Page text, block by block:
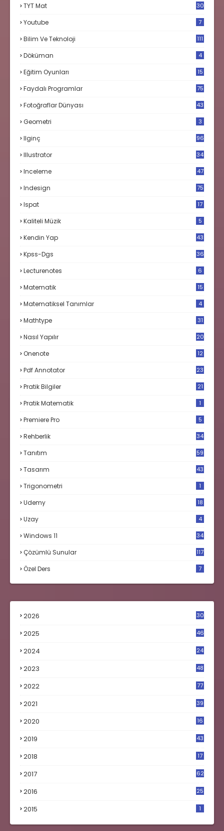
TYT Mat 30
Youtube 7
Bilim Ve Teknoloji 111
Döküman 4
Eğitim Oyunları 15
Faydalı Programlar 75
Fotoğraflar Dünyası 43
Geometri 3
Ilginç 96
Illustrator 34
Inceleme 47
Indesign 75
Ispat
17
Kaliteli Müzik 5
Kendin Yap 43
Kpss-Dgs 36
Lecturenotes 6
Matematik
15
Matematiksel Tanımlar 4
Mathtype 31
Nasıl Yapılır 20
Onenote 12
Pdf Annotator 23
Pratik Bilgiler 21
Pratik Matematik 1
Premiere Pro 5
Rehberlik 34
Tanıtım 59
Tasarım 43
Trigonometri 1
Udemy 18
Uzay 4
Windows 11 34
Çözümlü Sunular 117
Özel Ders 7
2026 30
2025 46
2024 24
2023
48
2022 77
2021 39
2020
16
2019
43
2018
17
2017
62
2016
25
2015 1